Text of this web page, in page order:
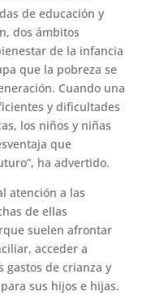
de educación y
dos ámbitos
de la infancia
que la pobreza se
Cuando una
y dificultades
los niños y niñas
que
ha advertido.
atención a las
de ellas
suelen afrontar
acceder a
gastos de crianza y
sus hijos e hijas.